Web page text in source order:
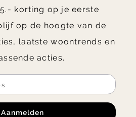
korting op je eerste
op de hoogte van de
laatste woontrends en
acties.
Aanmelden